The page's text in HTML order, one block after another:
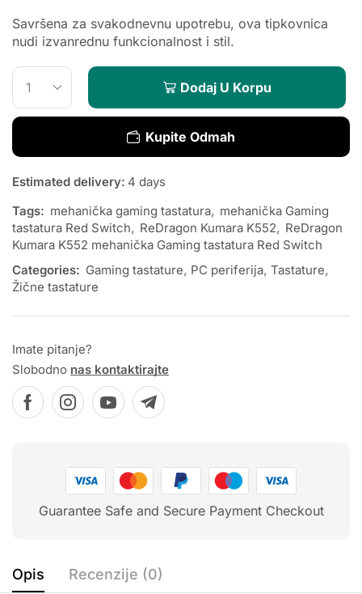
Savršena za svakodnevnu upotrebu, ova tipkovnica
nudi izvanrednu funkcionalnost i stil.
Dodaj U Korpu
Kupite Odmah
Estimated delivery: 4 days
Tags: mehanička gaming tastatura, mehanička Gaming
tastatura Red Switch, ReDragon Kumara K552, ReDragon
Kumara K552 mehanička Gaming tastatura Red Switch
Categories: Gaming tastature, PC periferija, Tastature,
Žične tastature
Imate pitanje?
Slobodno nas kontaktirajte
Guarantee Safe and Secure Payment Checkout
Opis Recenzije (0)